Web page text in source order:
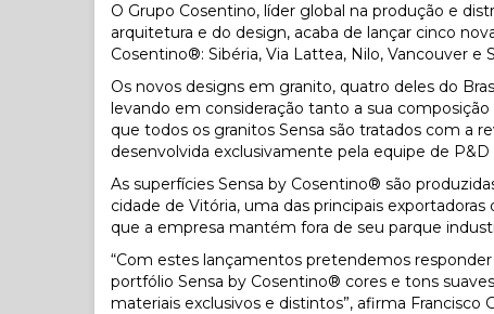
O Grupo Cosentino, líder global na produção e
arquitetura e do design, acaba de lançar cinco
Cosentino®: Sibéria, Via Lattea, Nilo, Vancouver e
Os novos designs em granito, quatro deles do
levando em consideração tanto a sua
que todos os granitos Sensa são tratados com a
desenvolvida exclusivamente pela equipe de P&D
As superfícies Sensa by Cosentino® são
cidade de Vitória, uma das principais
que a empresa mantém fora de seu parque
“Com estes lançamentos pretendemos
portfólio Sensa by Cosentino® cores e tons
materiais exclusivos e distintos”, afirma